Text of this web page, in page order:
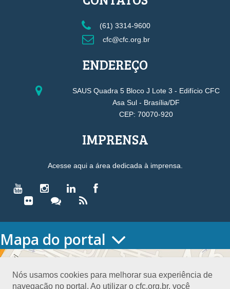
Nós usamos cookies para melhorar sua experiência de
navegação no portal. Ao utilizar o cfc.org.br, você
(61) 3314-9600
cfc@cfc.org.br
ENDEREÇO
SAUS Quadra 5 Bloco J Lote 3 - Edifício CFC
Asa Sul - Brasília/DF
CEP: 70070-920
IMPRENSA
Acesse aqui a área dedicada à imprensa.
Mapa do portal
HOME
Conselho Diretor